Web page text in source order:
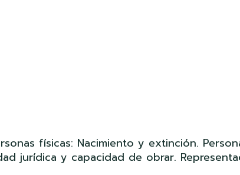
físicas: Nacimiento y extinción.
jurídica y capacidad de obrar.